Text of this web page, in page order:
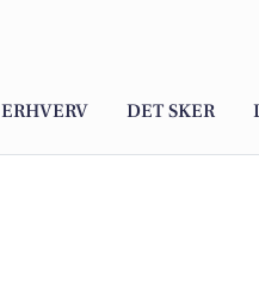
ERHVERV DET SKER